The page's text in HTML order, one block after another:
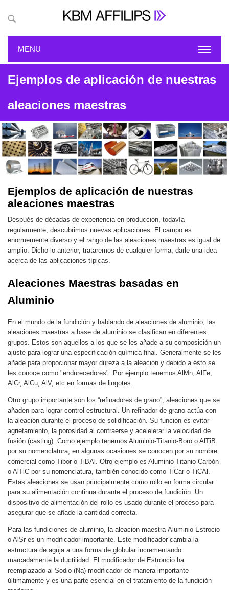
MENU
Ejemplos de aplicación de nuestras
aleaciones maestras
Ejemplos de aplicación de nuestras
aleaciones maestras
Después de décadas de experiencia en producción, todavía
regularmente, descubrimos nuevas aplicaciones. El campo es
enormemente diverso y el rango de las aleaciones maestras es igual de
amplio. Dicho lo anterior, trataremos de cualquier forma, darle una idea
acerca de las aplicaciones típicas.
Aleaciones Maestras basadas en
Aluminio
En el mundo de la fundición y hablando de aleaciones de aluminio, las
aleaciones maestras a base de aluminio se clasifican en diferentes
grupos. Estos son aquellos a los que se les añade a su composición un
ajuste para lograr una especificación química final. Generalmente se les
añade para propocionar mayor dureza a la aleación y debido a ésto se
les conoce como "endurecedores". Por ejemplo tenemos AlMn, AlFe,
AlCr, AlCu, AlV, etc.en formas de lingotes.
Otro grupo importante son los “refinadores de grano”, aleaciones que se
añaden para lograr control estructural. Un refinador de grano actúa con
la aleación durante el proceso de solidificación. Su función es evitar
agrietamiento, la porosidad al contraerse y acelelerar la velocidad de
fusión (casting). Como ejemplo tenemos Aluminio-Titanio-Boro o AlTiB
por su nomenclatura, en algunas ocasiones se conocen por su nombre
comercial como Tibor o TiBAl. Otro ejemplo es Aluminio-Titanio-Carbón
o AlTiC por su nomenclatura, también conocido como TiCar o TiCAl.
Estas aleaciones se usan principalmente como rollo en forma circular
para su alimentación continua durante el proceso de fundición. Un
dispositivo de alimentación del rollo es usado durante el proceso para
asegurar que se añade la cantidad correcta.
Para las fundiciones de aluminio, la aleación maestra Aluminio-Estrocio
o AlSr es un modificador importante. Este modificador cambia la
estructura de aguja a una forma de globular incrementando
marcadamente la ductilidad. El modificador de Estroncio ha
reemplazado al Sodio (Na)-modificador de manera importante
últimamente y es una parte esencial en el tratamiento de la fundición